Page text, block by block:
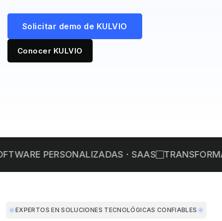
Solicitar demo de KULVIO
Conocer KULVIO
Reunión de Evaluación Gratuita
Certificados ISO 27001
· SAAS TRANSFORMA TU INFRAESTRUCTURA
EXPERTOS EN SOLUCIONES TECNOLÓGICAS CONFIABLES